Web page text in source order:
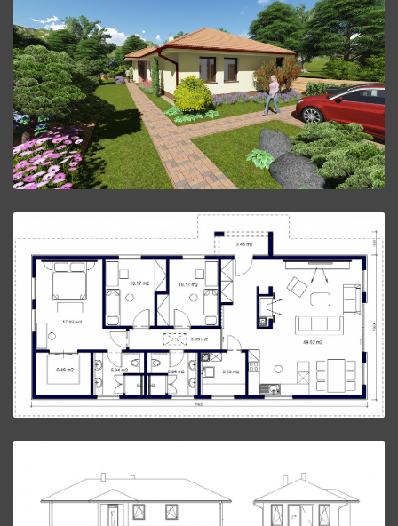
Bungalov L25.
ZVÄČŠIŤ
Bungalov L25.
ZVÄČŠIŤ
Bungalov L25.